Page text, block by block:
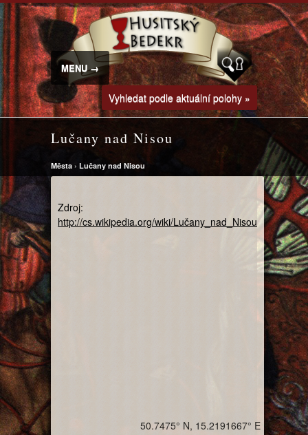
MENU →
Vyhledat podle aktuální polohy »
Lučany nad Nisou
Města › Lučany nad Nisou
Zdroj:
http://cs.wikipedia.org/wiki/Lučany_nad_Nisou
50.7475° N, 15.2191667° E